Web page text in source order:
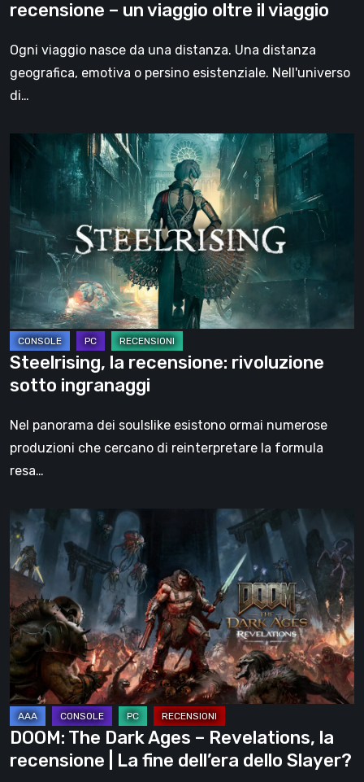
oltre
il
recensione – un viaggio oltre il viaggio
Ogni viaggio nasce da una distanza. Una distanza
geografica, emotiva o persino esistenziale. Nell'universo
di…
Steelrising,
recensione:
rivoluzione
sotto
ingranaggi
Steelrising, la recensione: rivoluzione
sotto ingranaggi
Nel panorama dei soulslike esistono ormai numerose
produzioni che cercano di reinterpretare la formula
resa…
DOOM:
The
Dark
Ages
–
Revelations,
la
recensione
|
La
fine
dell’era
DOOM: The Dark Ages – Revelations, la
recensione | La fine dell’era dello Slayer?